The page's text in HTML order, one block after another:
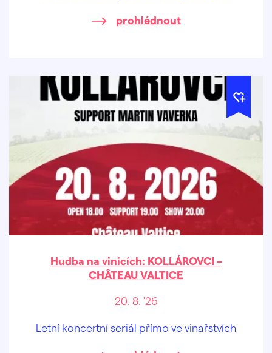
prohlédnout
Hudba na vinicích: KOLLÁROVCI –
CHÂTEAU VALTICE
20. 8. '26
Letní koncertní seriál přímo ve vinařstvích